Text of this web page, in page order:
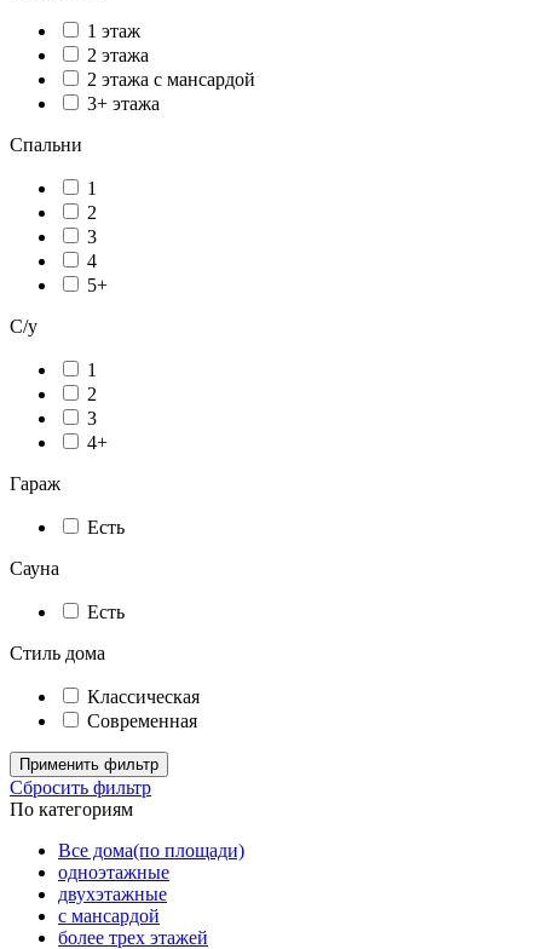
1 этаж
2 этажа
2 этажа с мансардой
3+ этажа
Спальни
1
2
3
4
5+
С/у
1
2
3
4+
Гараж
Есть
Сауна
Есть
Стиль дома
Классическая
Современная
Применить фильтр
Сбросить фильтр
По категориям
Все дома(по площади)
одноэтажные
двухэтажные
с мансардой
более трех этажей